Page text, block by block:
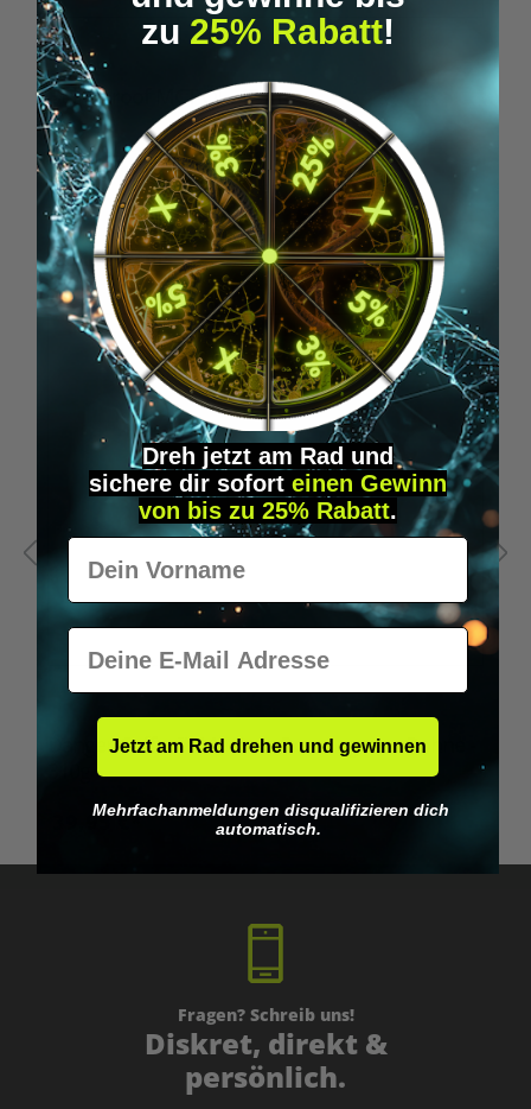
Bulletproof MCT Öl - 473ml
29,98 €*
Produktgalerie überspringen
Similar Items
Danger Coffee™ Medium Roast - ganze Bohne -
39,95 €*
Fragen? Schreib uns!
Diskret, direkt &
persönlich.
zu 25% Rabatt!
Dreh jetzt am Rad und
sichere dir sofort einen Gewinn
von bis zu 25% Rabatt.
Vorname
E-Mail
Jetzt am Rad drehen und gewinnen
Mehrfachanmeldungen disqualifizieren dich
automatisch.